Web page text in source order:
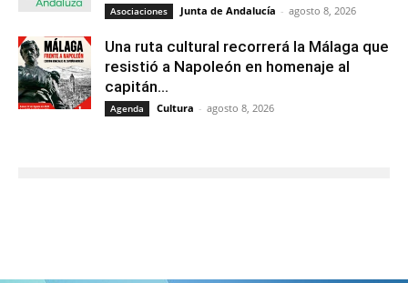
Asociaciones Junta de Andalucía - agosto 8, 2026
Una ruta cultural recorrerá la Málaga que
resistió a Napoleón en homenaje al
capitán...
Agenda Cultura - agosto 8, 2026